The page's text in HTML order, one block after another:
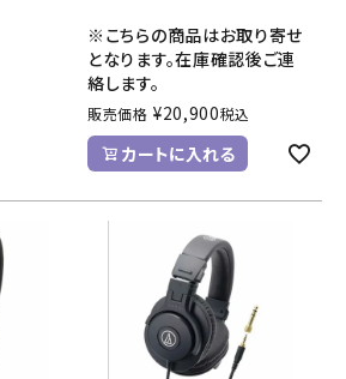
※こちらの商品はお取り寄せ
となります。在庫確認後ご連
絡します。
販売価格 ¥20,900税込
カートに入れる